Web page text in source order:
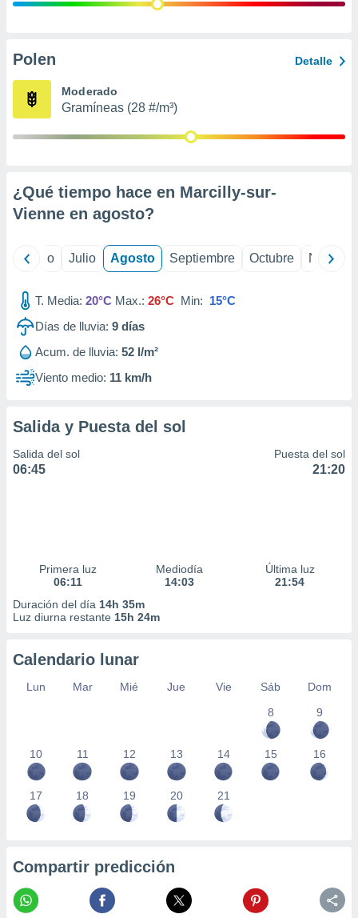
e
publicidad
Polen Detalle
Moderado
Gramíneas (28 #/m³)
¿Qué tiempo hace en Marcilly-sur-
Vienne en agosto?
Junio Julio Agosto Septiembre Octubre
T. Media: 20°C Max.: 26°C Min: 15°C
Días de lluvia: 9 días
Acum. de lluvia: 52 l/m²
Viento medio: 11 km/h
Salida y Puesta del sol
Salida del sol
06:45
Puesta del sol
21:20
Primera luz
06:11
Mediodía
14:03
Última luz
21:54
Duración del día 14h 35m
Luz diurna restante 15h 24m
Calendario lunar
Lun Mar Mié Jue Vie Sáb
Dom
8
9
10 11 12 13 14 15 16
17 18 19 20 21
Compartir predicción